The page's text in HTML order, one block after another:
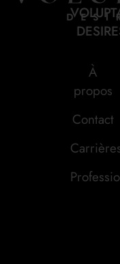
À
propos
Contact